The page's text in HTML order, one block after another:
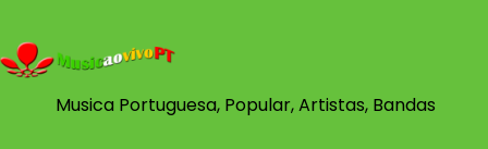
content
Musica Portuguesa, Popular, Artistas, Bandas